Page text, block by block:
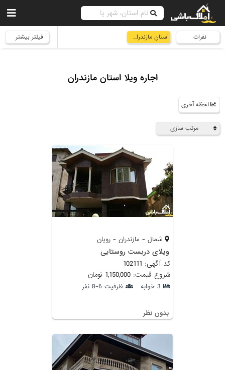
نفرات استان مازندران فیلتر بیشتر
اجاره ویلا استان مازندران
لحظه آخری
مرتب سازی
شمال - مازندران - رویان
ویلای دربست روستایی
کد آگهی: 102111
شروع قیمت: 1,150,000 تومان
3 خوابه ظرفیت 6-8 نفر
بدون نظر